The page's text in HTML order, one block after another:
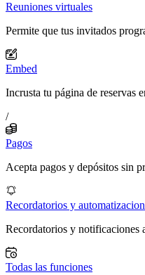
Reuniones virtuales
Permite que tus invitados
Embed
Incrusta tu página de reservas
/
Pagos
Acepta pagos y depósitos sin
Recordatorios y
Recordatorios y notificaciones
Todas las funciones